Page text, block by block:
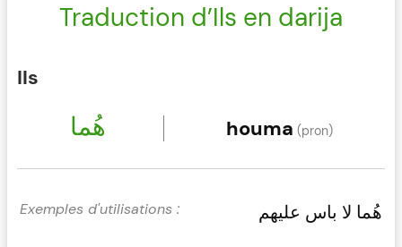
Traduction d’Ils en darija
Ils
هُما houma (pron)
هُما لا باس عليهم